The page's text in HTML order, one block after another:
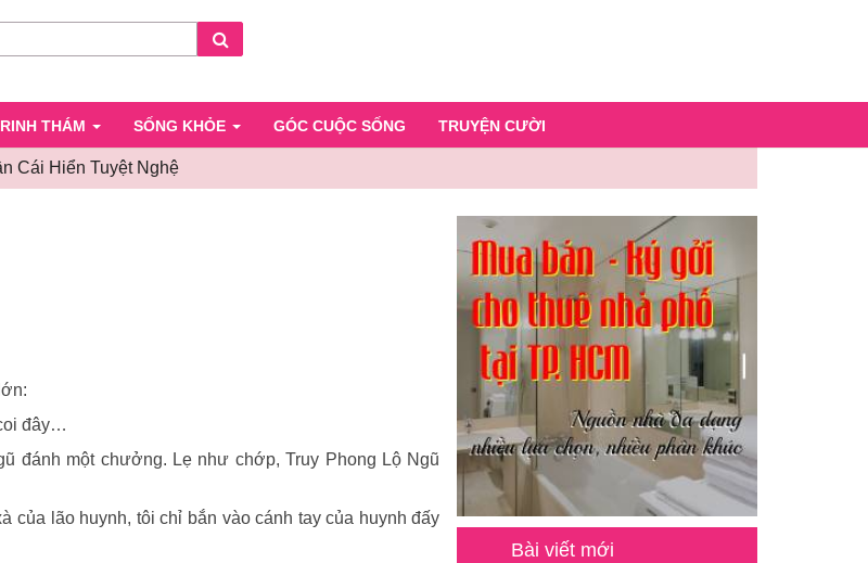
THÁM SỐNG KHỎE GÓC CUỘC SỐNG TRUYỆN CƯỜI
Cái Hiển Tuyệt Nghệ
đây…
đánh một chưởng. Lẹ như chớp, Truy Phong Lộ Ngũ
của lão huynh, tôi chỉ bắn vào cánh tay của huynh đấy
Bài viết mới